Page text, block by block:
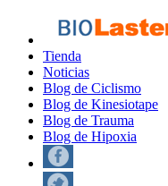
Tienda
Noticias
Blog de Ciclismo
Blog de Kinesiotape
Blog de Trauma
Blog de Hipoxia